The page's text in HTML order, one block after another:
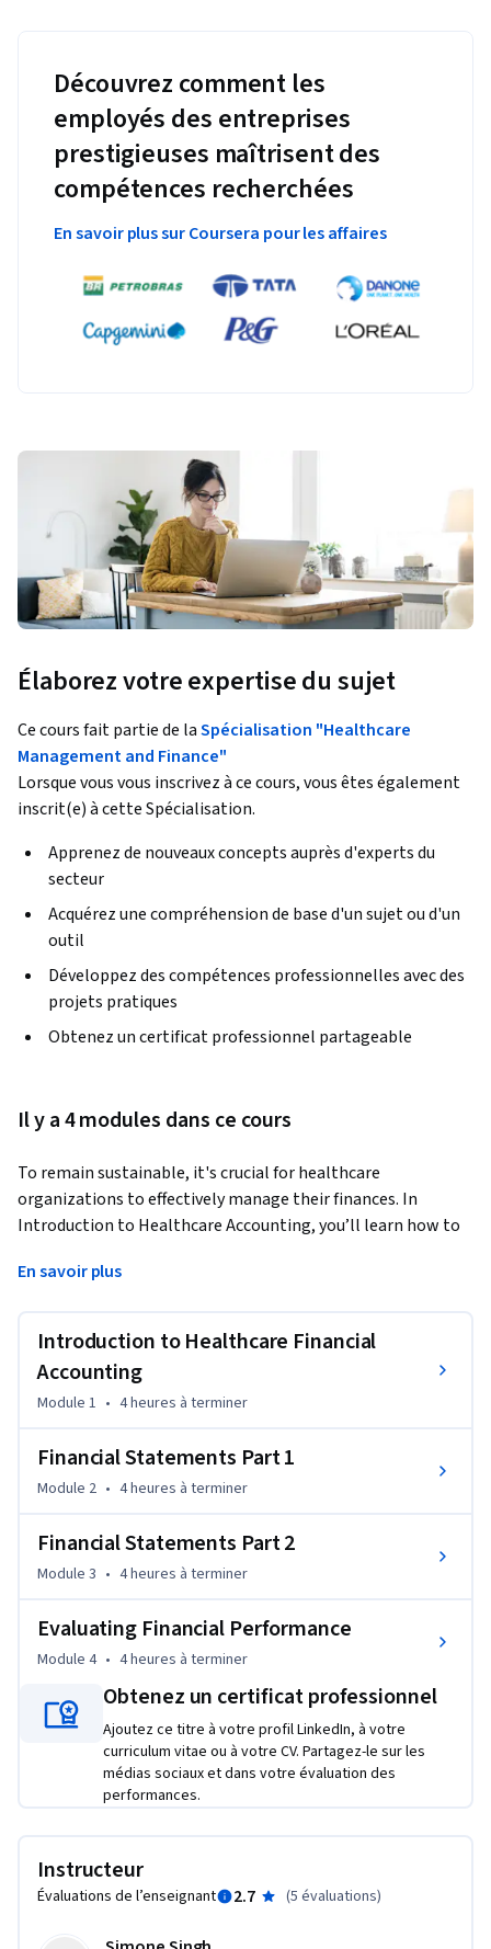
Découvrez comment les
employés des entreprises
prestigieuses maîtrisent des
compétences recherchées
En savoir plus sur Coursera pour les affaires
Élaborez votre expertise du sujet
Ce cours fait partie de laSpécialisation "Healthcare
Management and Finance"
Lorsque vous vous inscrivez à ce cours, vous êtes également
inscrit(e) à cette Spécialisation.
Apprenez de nouveaux concepts auprès d'experts du
secteur
Acquérez une compréhension de base d'un sujet ou d'un
outil
Développez des compétences professionnelles avec des
projets pratiques
Obtenez un certificat professionnel partageable
Il y a 4 modules dans ce cours
To remain sustainable, it's crucial for healthcare
organizations to effectively manage their finances. In
Introduction to Healthcare Accounting, you’ll learn how to
cost of patient care, major payers and reimbursements,
Hands-on course assessments will allow you to apply
institutional revenues and balances, so that you can make
informed decisions for your institution. With this course,
finances and become a more effective leader.
En savoir plus
Introduction to Healthcare Financial
Accounting
Module 1 • 4 heures à terminer
Financial Statements Part 1
Module 2 • 4 heures à terminer
Financial Statements Part 2
Module 3 • 4 heures à terminer
Evaluating Financial Performance
Module 4 • 4 heures à terminer
Obtenez un certificat professionnel
Ajoutez ce titre à votre profil LinkedIn, à votre
curriculum vitae ou à votre CV. Partagez-le sur les
médias sociaux et dans votre évaluation des
performances.
Instructeur
Évaluations de l’enseignant 2.7 (5 évaluations)